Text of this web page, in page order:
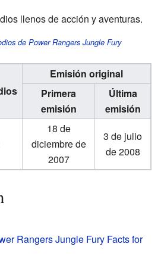
llenos de acción y aventuras.
de Power Rangers Jungle Fury
Emisión original
Primera
emisión
Última
emisión
18 de
diciembre de
2007
3 de julio
de 2008
Rangers Jungle Fury Facts for